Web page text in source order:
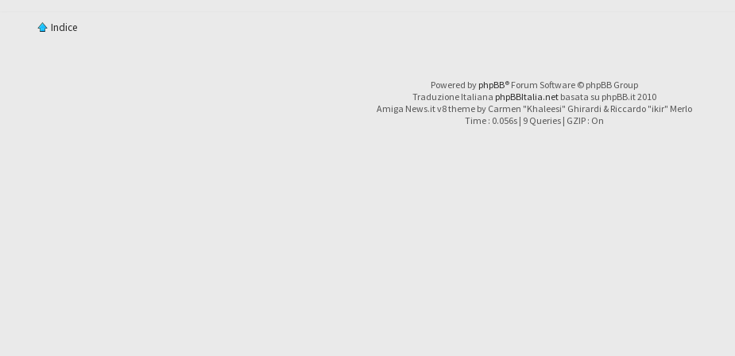
Indice
Powered by phpBB® Forum Software © phpBB Group
Traduzione Italiana phpBBItalia.netbasata su phpBB.it 2010
Amiga News.it v8 theme by Carmen "Khaleesi" Ghirardi & Riccardo "ikir" Merlo
Time : 0.056s | 9 Queries | GZIP : On